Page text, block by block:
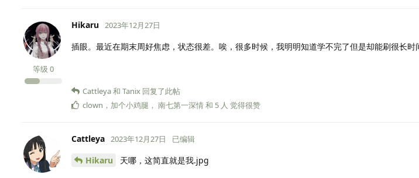
Hikaru
等级 0
2023年12月27日
插眼。最近在期末周好焦虑，状态很差。唉，很多时候，我明明知道学不完了但是却能刷很长时
Cattleya和 Tanix 回复了此帖
clown ， 加个小鸡腿 ， 南七第一深情和 5 人 觉得很赞
Cattleya 2023年12月27日 已编辑
Hikaru 天哪，这简直就是我.jpg